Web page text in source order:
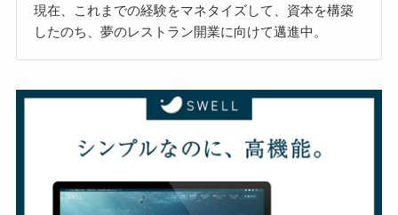
現在、これまでの経験をマネタイズして、資本を構築
したのち、夢のレストラン開業に向けて邁進中。